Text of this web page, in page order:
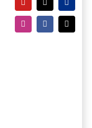
YouTubeTiktokPayPal
InstagramFacebook
E-
Mail